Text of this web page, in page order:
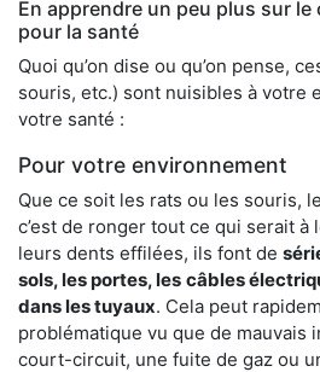
En apprendre un peu plus sur
pour la santé
Quoi qu’on dise ou qu’on pense,
souris, etc.) sont nuisibles à votre
votre santé :
Pour votre environnement
Que ce soit les rats ou les souris,
c’est de ronger tout ce qui serait à
leurs dents effilées, ils font de
sols, les portes, les câbles
dans les tuyaux. Cela peut
problématique vu que de mauvais
court-circuit, une fuite de gaz ou